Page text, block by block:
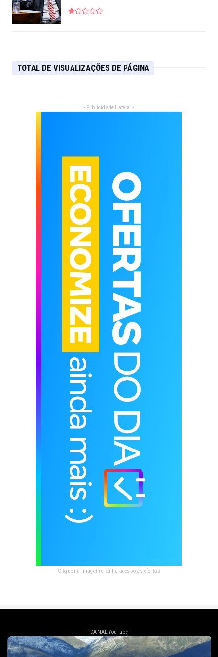
TOTAL DE VISUALIZAÇÕES DE PÁGINA
- Publicidade Lateral -
Clique na imagem e tenha acesso as ofertas
- CANAL YouTube -